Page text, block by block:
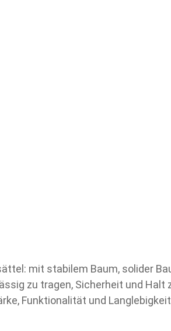
mit stabilem Baum, solider
zu tragen, Sicherheit und
Funktionalität und